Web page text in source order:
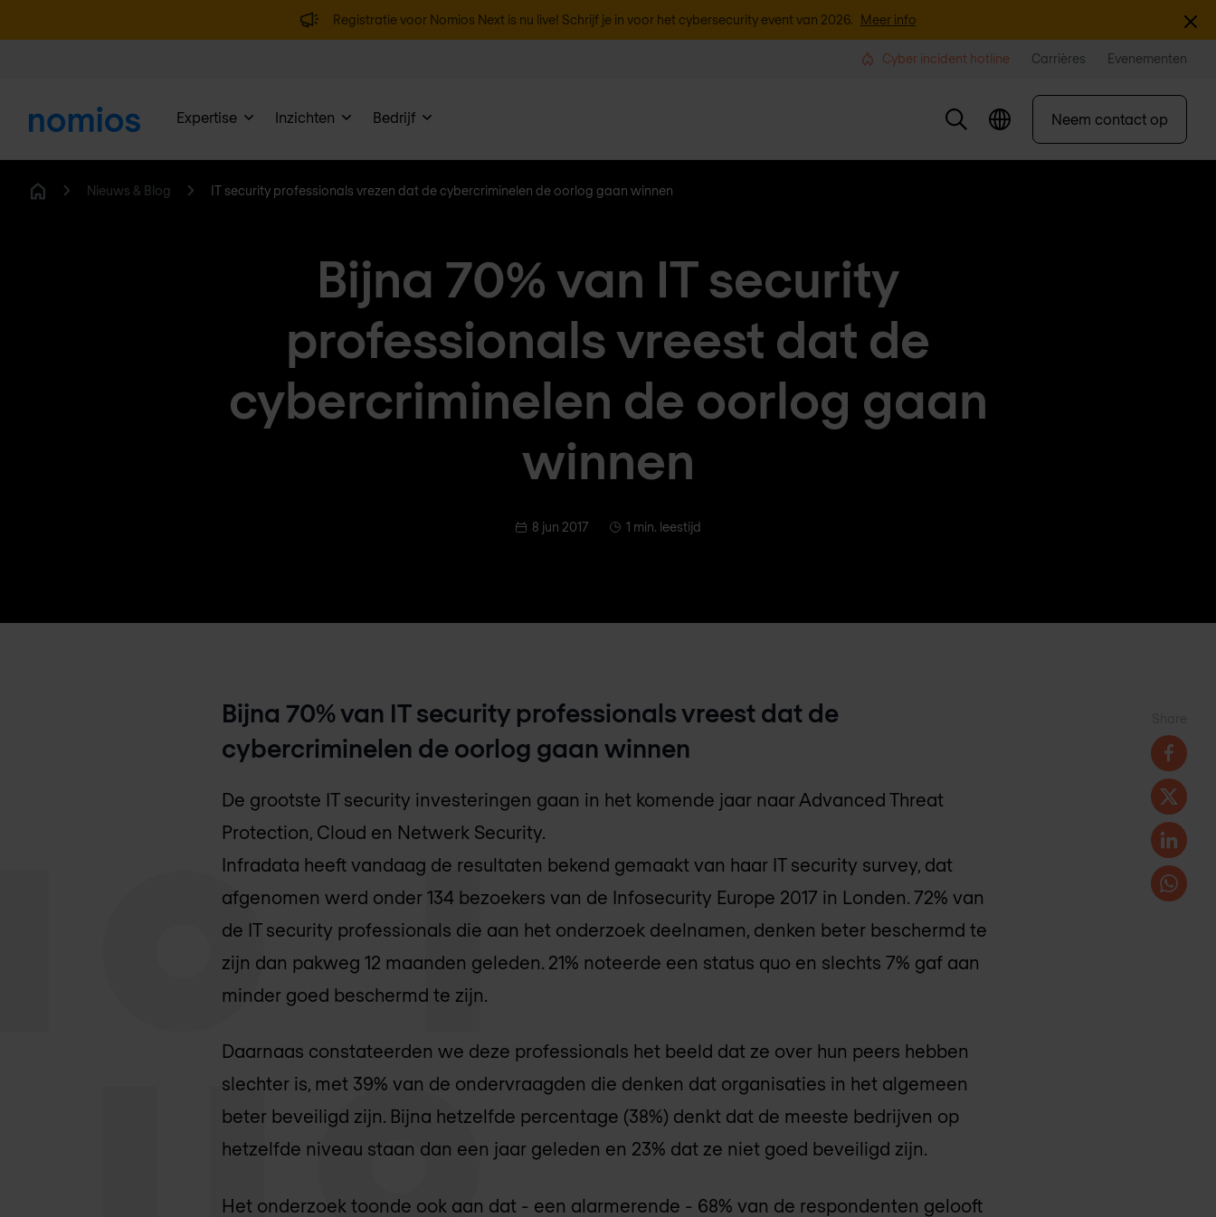
Registratie voor Nomios Next is nu live! Schrijf je in voor het cybersecurity event van 2026. Meer info
Cyber incident hotline Carrières Evenementen
Expertise Inzichten Bedrijf Neem contact op
Nieuws & Blog IT security professionals vrezen dat de cybercriminelen de oorlog gaan winnen
Bijna 70% van IT security
professionals vreest dat de
cybercriminelen de oorlog gaan
winnen
8 jun 2017 1 min. leestijd
Bijna 70% van IT security professionals vreest dat de
cybercriminelen de oorlog gaan winnen
De grootste IT security investeringen gaan in het komende jaar naar Advanced Threat
Protection, Cloud en Netwerk Security.
Infradata heeft vandaag de resultaten bekend gemaakt van haar IT security survey, dat
afgenomen werd onder 134 bezoekers van de Infosecurity Europe 2017 in Londen. 72% van
de IT security professionals die aan het onderzoek deelnamen, denken beter beschermd te
zijn dan pakweg 12 maanden geleden. 21% noteerde een status quo en slechts 7% gaf aan
minder goed beschermd te zijn.
Daarnaas constateerden we deze professionals het beeld dat ze over hun peers hebben
slechter is, met 39% van de ondervraagden die denken dat organisaties in het algemeen
beter beveiligd zijn. Bijna hetzelfde percentage (38%) denkt dat de meeste bedrijven op
hetzelfde niveau staan dan een jaar geleden en 23% dat ze niet goed beveiligd zijn.
Het onderzoek toonde ook aan dat - een alarmerende - 68% van de respondenten gelooft